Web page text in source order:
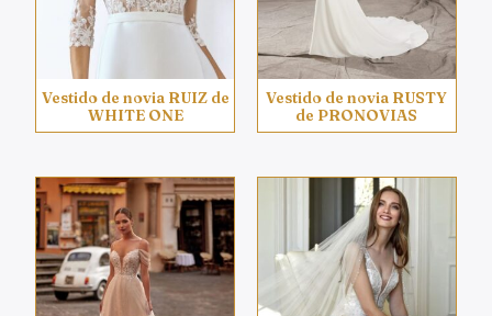
Vestido de novia RUIZ de
WHITE ONE
Vestido de novia RUSTY
de PRONOVIAS